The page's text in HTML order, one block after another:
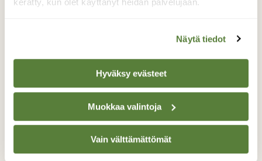
Näytä tiedot
Hyväksy evästeet
Muokkaa valintoja
Vain välttämättömät
Varjot pitenevät
metsän taa.